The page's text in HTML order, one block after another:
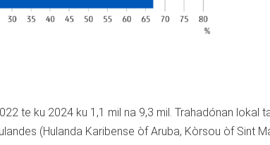
te ku 2024 ku 1,1 mil na 9,3 mil. Trahadónan lokal
(Hulanda Karibense òf Aruba, Kòrsou òf Sint